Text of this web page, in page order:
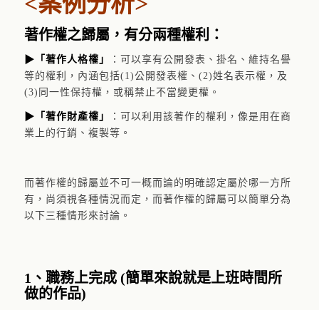
著作權之歸屬，有分兩種權利：
▶「著作人格權 」
：可以享有公開發表、掛名、維持名譽
等的權利，內涵包括(1)公開發表權、(2)姓名表示權，及
(3)同一性保持權，或稱禁止不當變更權。
▶「著作財產權 」
：可以利用該著作的權利，像是用在商
業上的行銷、複製等。
而著作權的歸屬並不可一概而論的明確認定屬於哪一方所
有，尚須視各種情況而定，而著作權的歸屬可以簡單分為
以下三種情形來討論。
1、職務上完成 (簡單來說就是上班時間所
做的作品)